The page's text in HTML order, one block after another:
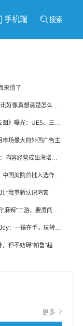
手机端 搜索
来值了
推出多款“神人”游戏后，腾讯好像真想清楚怎么做二次元了
金韬创业项目《阴阳师：云图》曝光：UE5、三端互通、ARPG
市场最大的外国广告主
2026 TikTok游戏出海沙龙：内容经营成出海增长新引擎
腾讯游戏百万奖学金落地，中国美院首批入选作品获业内关注
我重新认识鸿蒙
百人团队、研发三年：腾讯“麻辣”二游，要勇闯男性恋爱市场
VITURE 亮相 2026 ChinaJoy：一镜在手，玩转全场！
手游版今年推出：官司缠身，但不妨碍“帕鲁”越来越火
更多